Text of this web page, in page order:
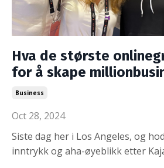
Hva de største
for å skape
Business
Oct 28, 2024
Siste dag her i Los Angeles, og
inntrykk og aha-øyeblikk etter